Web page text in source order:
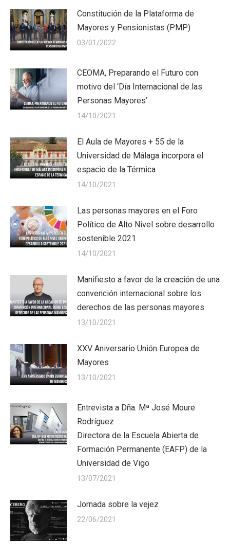
Constitución de la Plataforma de
Mayores y Pensionistas (PMP)
03/01/2022
CEOMA, Preparando el Futuro con
motivo del ‘Día Internacional de las
Personas Mayores’
14/10/2021
El Aula de Mayores + 55 de la
Universidad de Málaga incorpora el
espacio de la Térmica
14/10/2021
Las personas mayores en el Foro
Político de Alto Nivel sobre desarrollo
sostenible 2021
14/10/2021
Manifiesto a favor de la creación de una
convención internacional sobre los
derechos de las personas mayores
13/10/2021
XXV Aniversario Unión Europea de
Mayores
13/10/2021
Entrevista a Dña. Mª José Moure
Rodríguez
Directora de la Escuela Abierta de
Formación Permanente (EAFP) de la
Universidad de Vigo
13/07/2021
Jornada sobre la vejez
22/06/2021